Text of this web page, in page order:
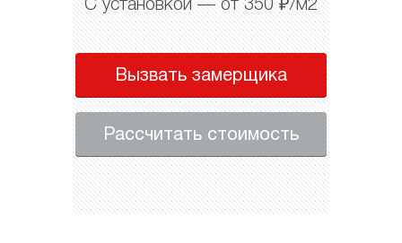
С установкой — от 350 ₽/м2
Вызвать замерщика
Рассчитать стоимость